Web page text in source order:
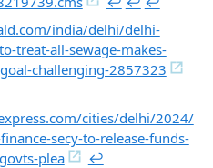
india/delhi/delhi-
treat-all-sewage-makes-
challenging-2857323
cities/delhi/2024/
secy-to-release-funds-
plea
↩︎